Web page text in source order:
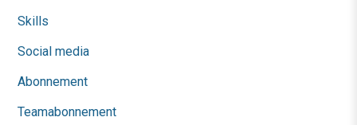
Skills
Social media
Abonnement
Teamabonnement